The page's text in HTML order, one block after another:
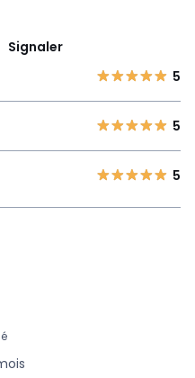
Signaler
5
5
5